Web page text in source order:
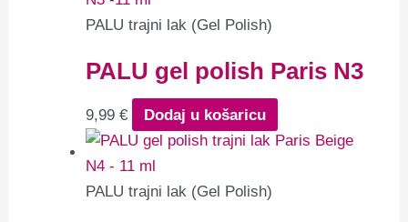
PALU trajni lak (Gel Polish)
PALU gel polish Paris N3
9,99€ Dodaj u košaricu
PALU trajni lak (Gel Polish)